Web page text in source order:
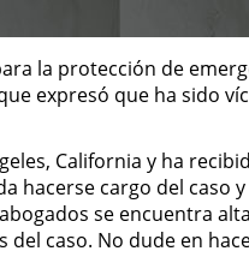
la protección de
expresó que ha sido
California y ha
cargo del caso y
se encuentra
caso. No dude en